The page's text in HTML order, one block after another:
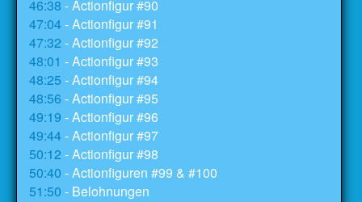
46:38 - Actionfigur #90
47:04- Actionfigur #91
47:32 - Actionfigur #92
48:01 - Actionfigur #93
48:25 - Actionfigur #94
48:56 - Actionfigur #95
49:19 - Actionfigur #96
49:44- Actionfigur #97
50:12 - Actionfigur #98
50:40 - Actionfiguren #99 & #100
51:50 - Belohnungen